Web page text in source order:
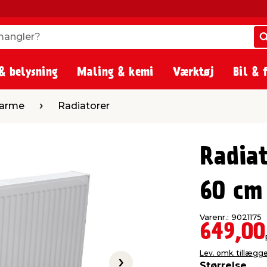
belysning Maling & kemi Værktøj Bil &
Radiatorer
60 cm
Varenr.: 9021175
649,00
Lev. omk.